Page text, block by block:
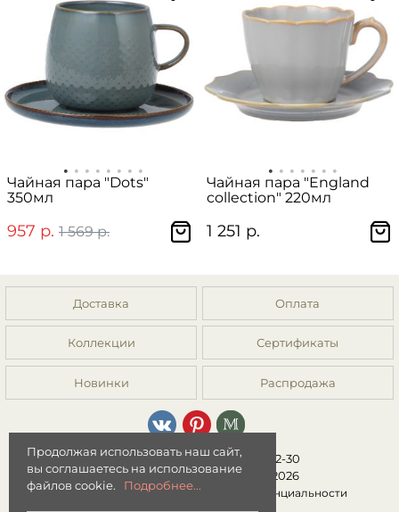
Чайная пара "Dots"
350мл
957 р. 1 569 р.
Чайная пара "England
collection" 220мл
1 251 р.
Доставка Оплата
Коллекции Сертификаты
Новинки Распродажа
8 (499) 392-01-44, 8 (977) 149-22-30
Интернет-магазин "Мята" © 2026
Публичная оферта |Политика конфиденциальности
Продолжая использовать наш сайт,
вы соглашаетесь на использование
файлов cookie.
Подробнее...